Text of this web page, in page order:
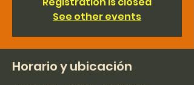
See other events
Horario y ubicación